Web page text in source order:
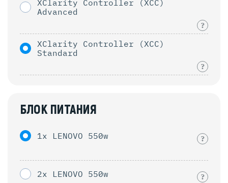
XClarity Controller (XCC)
Advanced
?
XClarity Controller (XCC)
Standard
?
БЛОК ПИТАНИЯ
1x LENOVO 550w ?
2x LENOVO 550w ?